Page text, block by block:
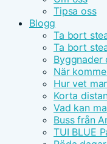
Tipsa oss
Blogg
Ta bort
Ta bort
Byggnader
När
Hur vet
Korta
Vad kan
Buss från
TUI BLUE